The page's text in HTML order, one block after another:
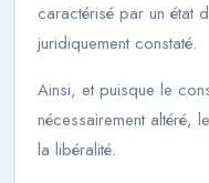
caractérisé par un état
juridiquement constaté.
Ainsi, et puisque le
nécessairement altéré,
la libéralité.